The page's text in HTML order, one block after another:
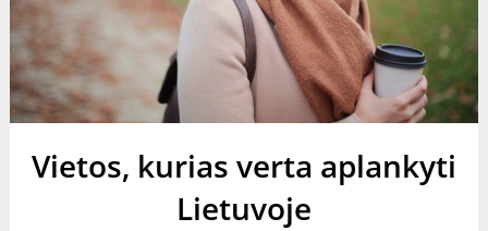
Vietos, kurias verta aplankyti
Lietuvoje